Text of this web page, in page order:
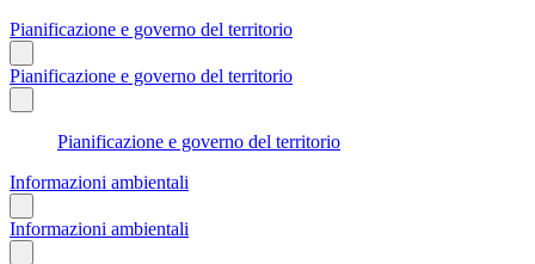
Pianificazione e governo del territorio
Pianificazione e governo del territorio
Pianificazione e governo del territorio
Informazioni ambientali
Informazioni ambientali